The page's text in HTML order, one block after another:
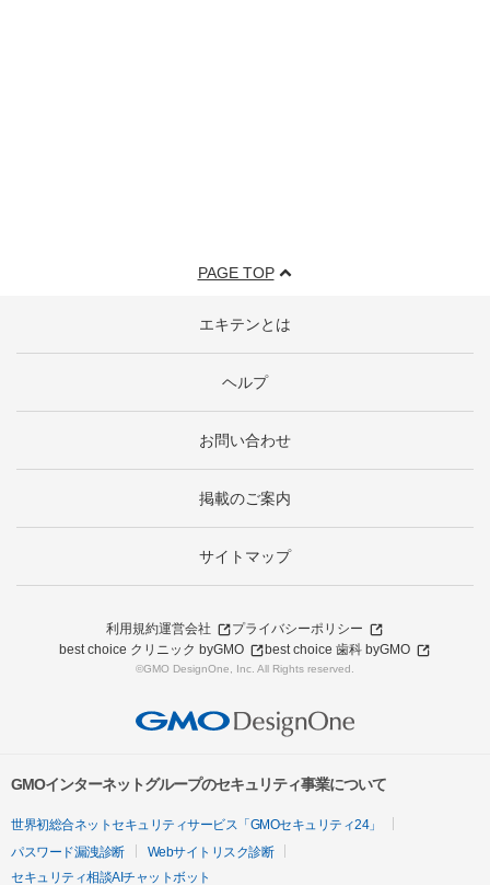
PAGE TOP
エキテンとは
ヘルプ
お問い合わせ
掲載のご案内
サイトマップ
利用規約運営会社
プライバシーポリシー
best choice クリニック byGMO
best choice 歯科 byGMO
©GMO DesignOne, Inc. All Rights reserved.
GMOインターネットグループのセキュリティ事業について
世界初総合ネットセキュリティサービス「GMOセキュリティ24」
パスワード漏洩診断
Webサイトリスク診断
セキュリティ相談AIチャットボット